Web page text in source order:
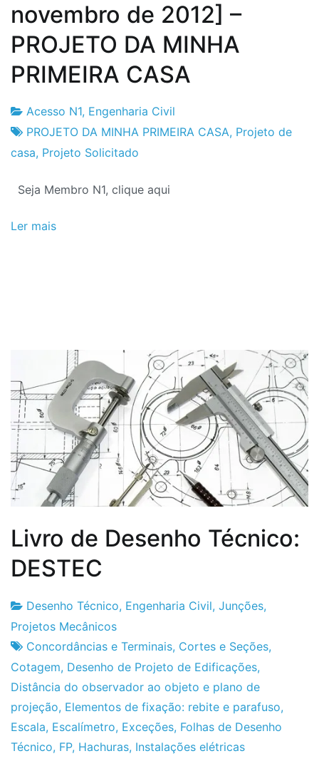
novembro de 2012] –
PROJETO DA MINHA
PRIMEIRA CASA
Fabrica
do
27
de
de
Acesso N1, Engenharia Civil
PROJETO DA MINHA PRIMEIRA CASA, Projeto de
casa, Projeto Solicitado
Seja Membro N1, clique aqui
Ler mais
Livro de Desenho Técnico:
DESTEC
Fabrica
do
Projeto
23
de
Janeiro
de
2012
Desenho Técnico, Engenharia Civil, Junções,
Projetos Mecânicos
Concordâncias e Terminais, Cortes e Seções,
Cotagem, Desenho de Projeto de Edificações,
Distância do observador ao objeto e plano de
projeção, Elementos de fixação: rebite e parafuso,
Escala, Escalímetro, Exceções, Folhas de Desenho
Técnico, FP, Hachuras, Instalações elétricas